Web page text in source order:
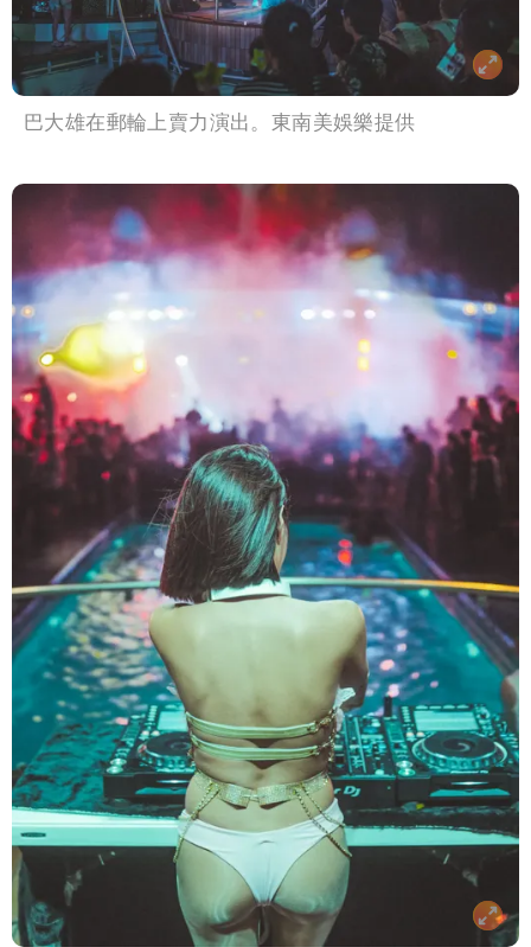
巴大雄在郵輪上賣力演出。東南美娛樂提供